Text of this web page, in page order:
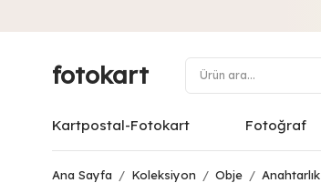
fotokart
Kartpostal-Fotokart Fotoğraf
Ana Sayfa / Koleksiyon / Obje / Anahtarlık